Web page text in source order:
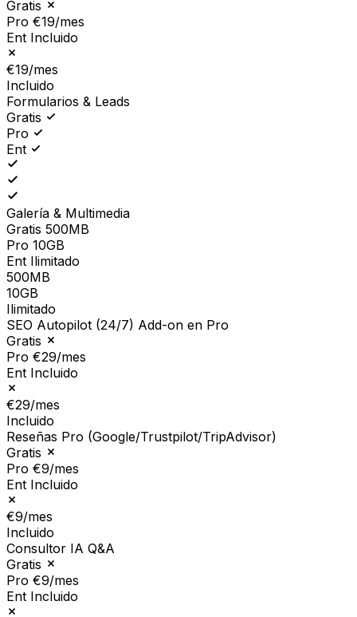
Gratis
Pro €19/mes
Ent Incluido
€19/mes
Incluido
Formularios & Leads
Gratis
Pro
Ent
Galería & Multimedia
Gratis 500MB
Pro 10GB
Ent Ilimitado
500MB
10GB
Ilimitado
SEO Autopilot (24/7) Add-on en Pro
Gratis
Pro €29/mes
Ent Incluido
€29/mes
Incluido
Reseñas Pro (Google/Trustpilot/TripAdvisor)
Gratis
Pro €9/mes
Ent Incluido
€9/mes
Incluido
Consultor IA Q&A
Gratis
Pro €9/mes
Ent Incluido